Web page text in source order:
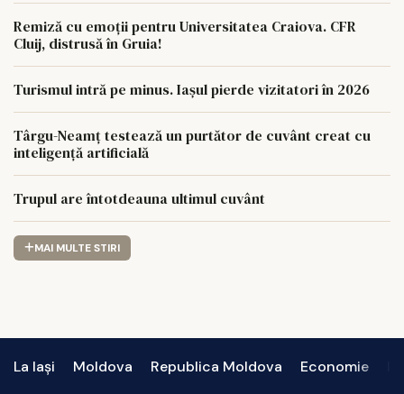
Remiză cu emoții pentru Universitatea Craiova. CFR
Cluij, distrusă în Gruia!
Turismul intră pe minus. Iașul pierde vizitatori în 2026
Târgu-Neamț testează un purtător de cuvânt creat cu
inteligență artificială
Trupul are întotdeauna ultimul cuvânt
MAI MULTE STIRI
La Iași Moldova Republica Moldova Economie